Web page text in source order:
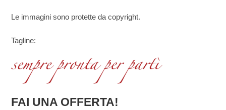
Le immagini sono protette da copyright.
Tagline:
FAI UNA OFFERTA!